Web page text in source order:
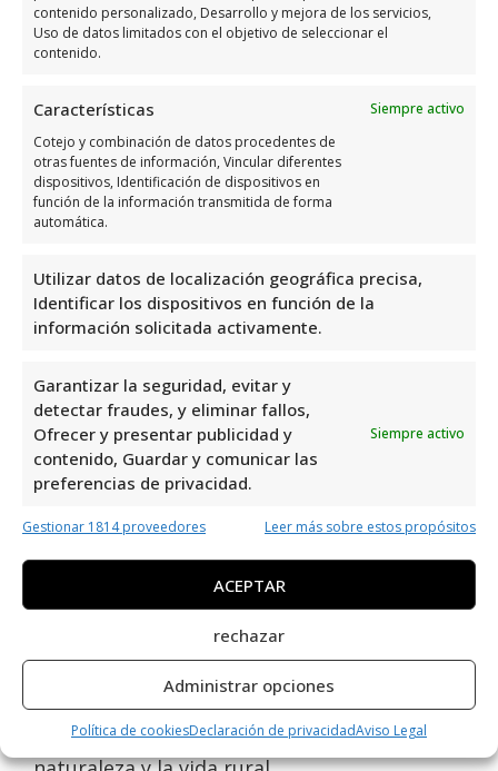
contenido personalizado, Desarrollo y mejora de los servicios,
Uso de datos limitados con el objetivo de seleccionar el
contenido.
Características
Siempre activo
Cotejo y combinación de datos procedentes de
otras fuentes de información, Vincular diferentes
dispositivos, Identificación de dispositivos en
función de la información transmitida de forma
automática.
Utilizar datos de localización geográfica precisa,
Identificar los dispositivos en función de la
información solicitada activamente.
Garantizar la seguridad, evitar y
detectar fraudes, y eliminar fallos,
Ofrecer y presentar publicidad y
contenido, Guardar y comunicar las
preferencias de privacidad.
Siempre activo
Gestionar 1814 proveedores Leer más sobre estos propósitos
ACEPTAR
rechazar
Administrar opciones
Política de cookiesDeclaración de privacidadAviso Legal
Días
Lunes
Martes
9:00 a 19:00
Miércoles
9:00 a 19:00
Jueves
9:00 a 19:00
Sábado
Cerrado
Domingo
Cerrado
Opiniones y datos adicional
sobre Granja Avicola Los
Angeles
Granja Avícola Los Ángeles
establecimiento ubicado en Orihuela,
Alicante, España, que se especializa en el
área de granjas. Con una valoración de 3.7
sobre 5 basada en 3 reseñas, destaca por su
compromiso con la calidad y el bienestar
animal. Su ubicación en esta encantadora
ciudad lo convierte en una visita
imprescindible para los amantes de la